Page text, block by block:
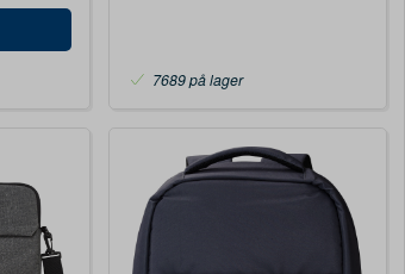
7689 på lager